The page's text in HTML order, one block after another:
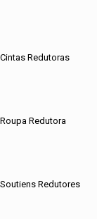
Cintas Redutoras
Roupa Redutora
Soutiens Redutores